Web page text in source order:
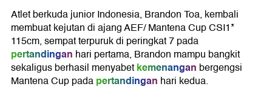
Atlet berkuda junior Indonesia, Brandon Toa, kembali
membuat kejutan di ajang AEF/ Mantena Cup CSI1*
115cm, sempat terpuruk di peringkat 7 pada
pertandingan hari pertama, Brandon mampu bangkit
sekaligus berhasil menyabetkemenangan bergengsi
Mantena Cup padapertandingan hari kedua.